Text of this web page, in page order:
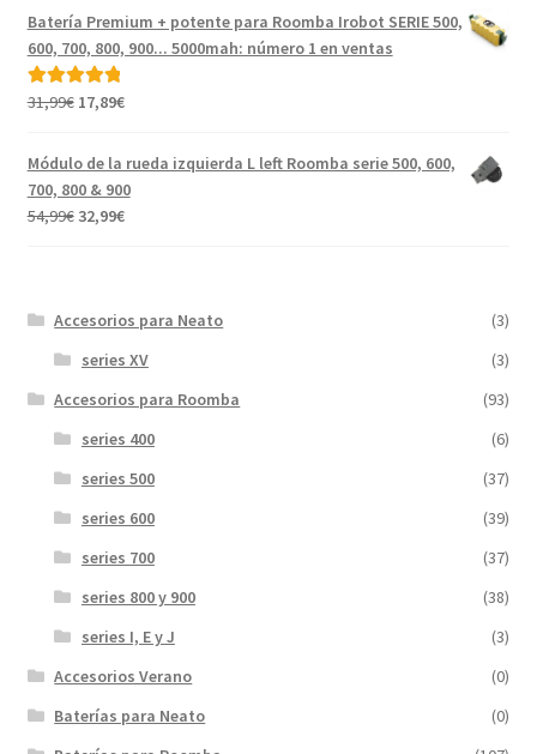
original
era:
31,99€.
actual
es:
Batería Premium + potente para Roomba Irobot SERIE 500,
600, 700, 800, 900... 5000mah: número 1 en ventas
Valorado con
31,99€ El
original
era:
31,99€.
17,89€El
actual
es:
17,89€.
Módulo de la rueda izquierda L left Roomba serie 500, 600,
700, 800 & 900
54,99€ El
54,99€.
32,99€El
32,99€.
Accesorios para Neato
(3)
series XV
(3)
Accesorios para Roomba
(93)
series 400
(6)
series 500
(37)
series 600
(39)
series 700
(37)
series 800 y 900
(38)
series I, E y J
(3)
Accesorios Verano
(0)
Baterías para Neato
(0)